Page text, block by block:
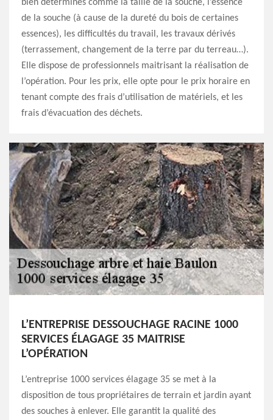
bien déterminés comme la taille de la souche, l’essence
de la souche (à cause de la dureté du bois de certaines
essences), les difficultés du travail, les travaux dérivés
(terrassement, changement de la terre par du terreau…).
Elle dispose de professionnels maitrisant la réalisation de
l’opération. Pour les prix, elle opte pour le prix horaire en
tenant compte des frais d’utilisation de matériels, et les
frais d’évacuation des déchets.
L’ENTREPRISE DESSOUCHAGE RACINE 1000
SERVICES ÉLAGAGE 35 MAITRISE
L’OPÉRATION
L’entreprise 1000 services élagage 35 se met à la
disposition de tous propriétaires de terrain et jardin ayant
des souches à enlever. Elle garantit la qualité des